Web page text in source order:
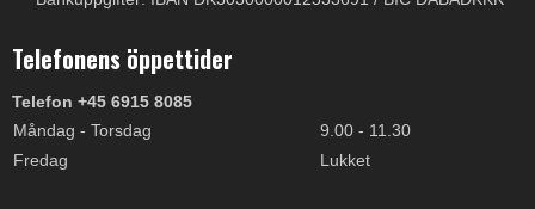
Telefonens öppettider
Telefon +45 6915 8085
Måndag - Torsdag
9.00 - 11.30
Fredag
Lukket